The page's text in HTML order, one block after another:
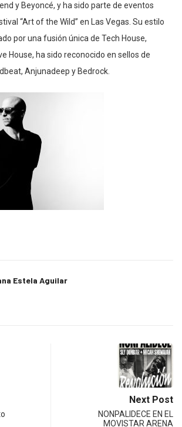
y Beyoncé, y ha sido parte de eventos
“Art of the Wild” en Las Vegas. Su estilo
por una fusión única de Tech House,
House, ha sido reconocido en sellos de
Anjunadeep y Bedrock.
Estela Aguilar
Next Post
NONPALIDECE EN EL
MOVISTAR ARENA